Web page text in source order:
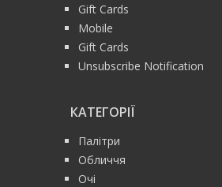
Gift Cards
Mobile
Gift Cards
Unsubscribe Notification
КАТЕГОРІЇ
Палітри
Обличчя
Очі